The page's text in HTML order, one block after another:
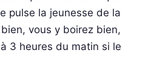
pulse la jeunesse de la
vous y boirez bien,
3 heures du matin si le